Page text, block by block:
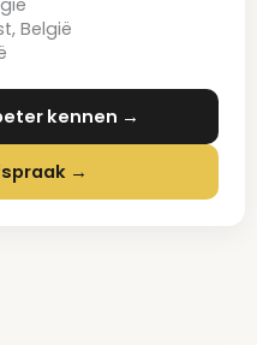
België
kennen →
→